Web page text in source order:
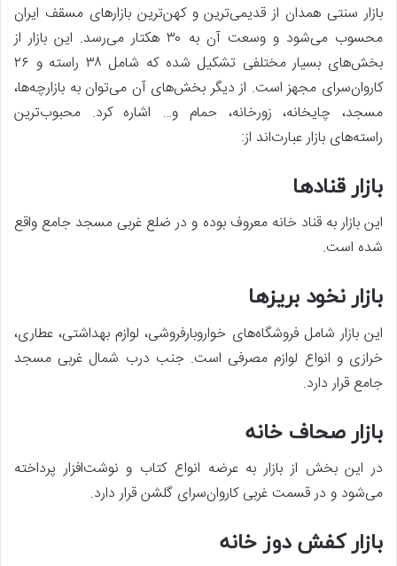
بازار سنتی همدان از قدیمی‌ترین و کهن‌ترین بازارهای مسقف ایران
محسوب می‌شود و وسعت آن به ۳۰ هکتار می‌رسد. این بازار از
بخش‌های بسیار مختلفی تشکیل شده که شامل ۳۸ راسته و ۲۶
کاروان‌سرای مجهز است. از دیگر بخش‌های آن می‌توان به بازارچه‌ها،
مسجد، چایخانه، زورخانه، حمام و… اشاره کرد. محبوب‌ترین
راسته‌های بازار عبارت‌اند از:
بازار قنادها
این بازار به قناد خانه معروف بوده و در ضلع غربی مسجد جامع واقع
شده است.
بازار نخود بریزها
این بازار شامل فروشگاه‌های خواروبارفروشی، لوازم بهداشتی، عطاری،
خرازی و انواع لوازم مصرفی است. جنب درب شمال غربی مسجد
جامع قرار دارد.
بازار صحاف خانه
در این بخش از بازار به عرضه انواع کتاب و نوشت‌افزار پرداخته
می‌شود و در قسمت غربی کاروان‌سرای گلشن قرار دارد.
بازار کفش دوز خانه